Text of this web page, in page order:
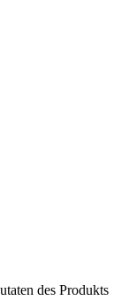
des Produkts